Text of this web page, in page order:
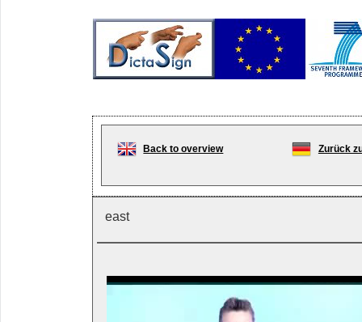
Back to overview Zurück
east